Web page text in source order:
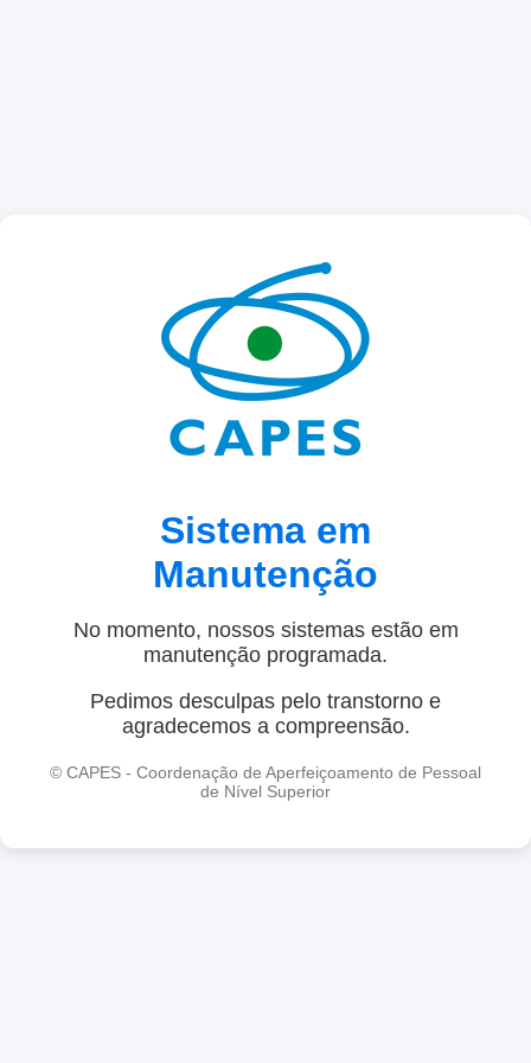
Sistema em
Manutenção
No momento, nossos sistemas estão em
manutenção programada.
Pedimos desculpas pelo transtorno e
agradecemos a compreensão.
© CAPES - Coordenação de Aperfeiçoamento de Pessoal
de Nível Superior